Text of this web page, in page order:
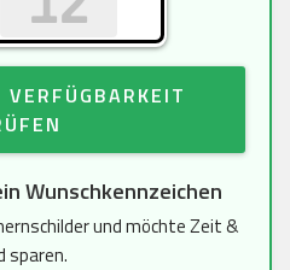
Wunschkennzeichen
und möchte Zeit &
sparen.